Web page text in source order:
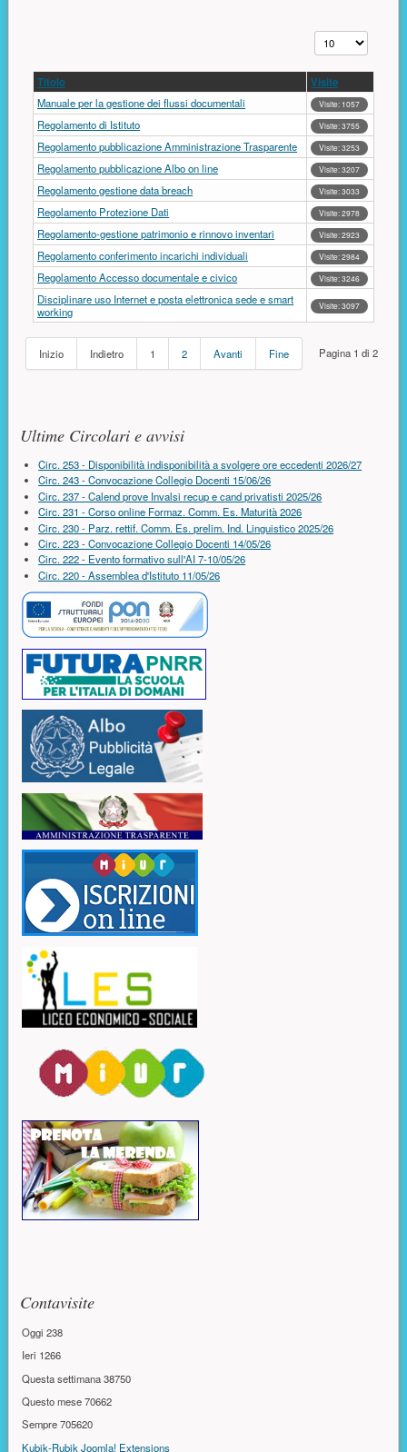
Visualizza n.
Titolo
Visite
Manuale per la gestione dei flussi documentali
Visite: 1057
Regolamento di Istituto Visite: 3755
Regolamento pubblicazione Amministrazione Trasparente Visite: 3253
Regolamento pubblicazione Albo on line Visite: 3207
Regolamento gestione data breach Visite: 3033
Regolamento Protezione Dati Visite: 2978
Regolamento-gestione patrimonio e rinnovo inventari Visite: 2923
Regolamento conferimento incarichi individuali Visite: 2984
Regolamento Accesso documentale e civico Visite: 3246
Disciplinare uso Internet e posta elettronica sede e smart
working
Visite: 3097
Pagina 1 di 2
Inizio Indietro 1 2 Avanti Fine
Ultime Circolari e avvisi
Circ. 253 - Disponibilità indisponibilità a svolgere ore eccedenti 2026/27
Circ. 243 - Convocazione Collegio Docenti 15/06/26
Circ. 237 - Calend prove Invalsi recup e cand privatisti 2025/26
Circ. 231 - Corso online Formaz. Comm. Es. Maturità 2026
Circ. 230 - Parz. rettif. Comm. Es. prelim. Ind. Linguistico 2025/26
Circ. 223 - Convocazione Collegio Docenti 14/05/26
Circ. 222 - Evento formativo sull'AI 7-10/05/26
Circ. 220 - Assemblea d'Istituto 11/05/26
Contavisite
Oggi238
Ieri 1266
Questa settimana38750
Questo mese70662
Sempre705620
Kubik-Rubik Joomla! Extensions